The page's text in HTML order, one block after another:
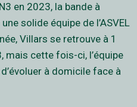
en 2023, la bande à
solide équipe de l’ASVEL
Villars se retrouve à 1
mais cette fois-ci, l’équipe
à domicile face à